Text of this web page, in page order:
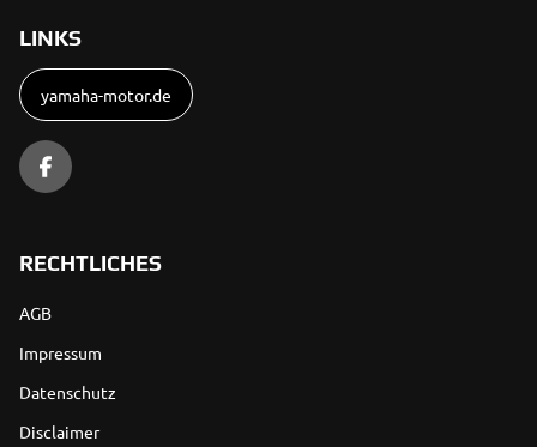
LINKS
yamaha-motor.de
RECHTLICHES
AGB
Impressum
Datenschutz
Disclaimer